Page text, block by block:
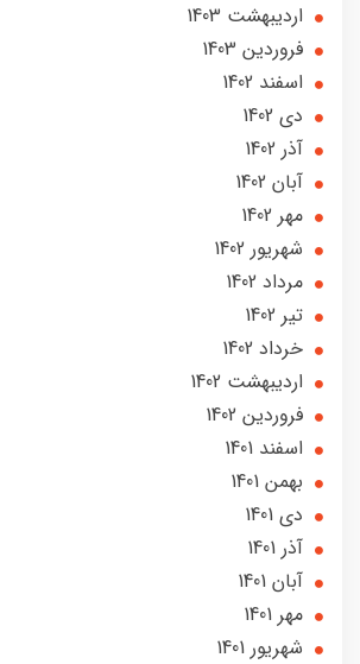
ارديبهشت 1403
فروردین 1403
اسفند 1402
دی 1402
آذر 1402
آبان 1402
مهر 1402
شهریور 1402
مرداد 1402
تير 1402
خرداد 1402
ارديبهشت 1402
فروردین 1402
اسفند 1401
بهمن 1401
دی 1401
آذر 1401
آبان 1401
مهر 1401
شهریور 1401